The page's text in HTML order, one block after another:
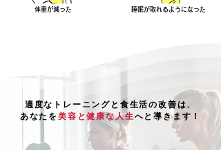
体重が減った 睡眠が取れるようになった
適度なトレーニングと食生活の改善は、
あなたを美容と健康な人生へと導きます！